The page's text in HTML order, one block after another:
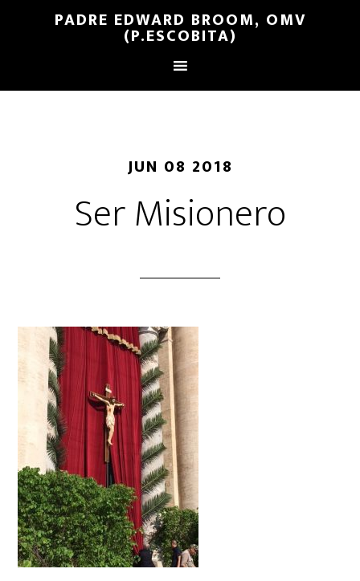
PADRE EDWARD BROOM, OMV
(P.ESCOBITA)
JUN 08 2018
Ser Misionero